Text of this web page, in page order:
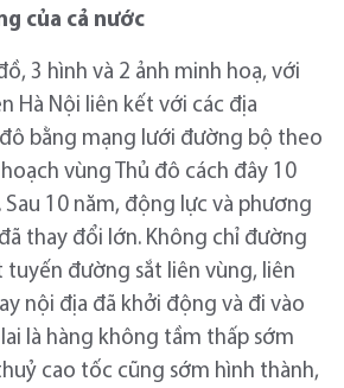
của cả nước
3 hình và 2 ảnh minh hoạ, với
Hà Nội liên kết với các địa
bằng mạng lưới đường bộ theo
vùng Thủ đô cách đây 10
10 năm, động lực và phương
thay đổi lớn. Không chỉ đường
tuyến đường sắt liên vùng, liên
nội địa đã khởi động và đi vào
là hàng không tầm thấp sớm
cao tốc cũng sớm hình thành,